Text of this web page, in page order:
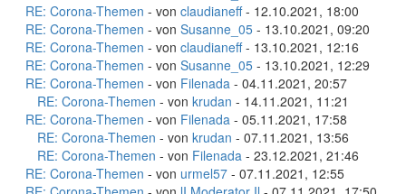
RE: Corona-Themen - von claudianeff- 12.10.2021, 18:00
RE: Corona-Themen - von Susanne_05 - 13.10.2021, 09:20
RE: Corona-Themen - von claudianeff- 13.10.2021, 12:16
RE: Corona-Themen - von Susanne_05 - 13.10.2021, 12:29
RE: Corona-Themen - von Filenada - 04.11.2021, 20:57
RE: Corona-Themen - von krudan - 14.11.2021, 11:21
RE: Corona-Themen - von Filenada - 05.11.2021, 17:58
RE: Corona-Themen - von krudan - 07.11.2021, 13:56
RE: Corona-Themen - von Filenada - 23.12.2021, 21:46
RE: Corona-Themen - von urmel57 - 07.11.2021, 12:55